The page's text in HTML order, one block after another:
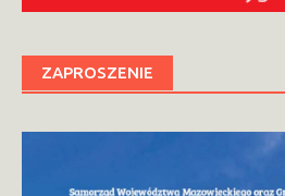
ZAPROSZENIE